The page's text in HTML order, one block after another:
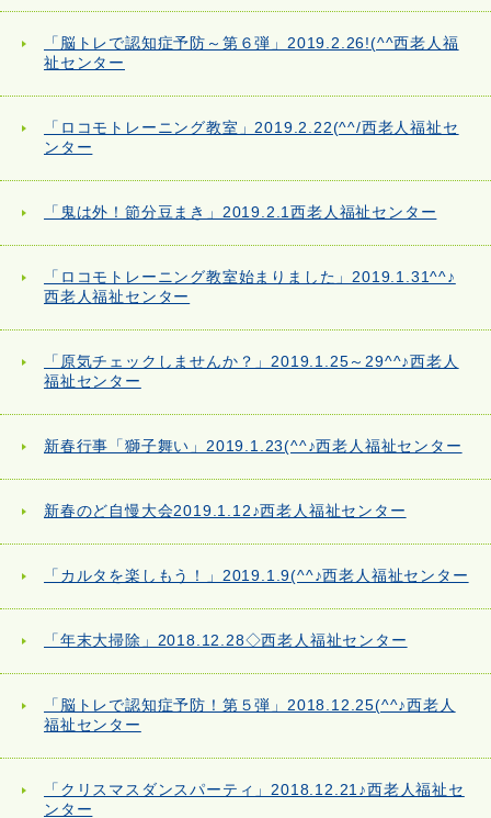
「脳トレで認知症予防～第６弾」2019.2.26!(^^西老人福
祉センター
「ロコモトレーニング教室」2019.2.22(^^/西老人福祉セ
ンター
「鬼は外！節分豆まき」2019.2.1西老人福祉センター
「ロコモトレーニング教室始まりました」2019.1.31^^♪
西老人福祉センター
「原気チェックしませんか？」2019.1.25～29^^♪西老人
福祉センター
新春行事「獅子舞い」2019.1.23(^^♪西老人福祉センター
新春のど自慢大会2019.1.12♪西老人福祉センター
「カルタを楽しもう！」2019.1.9(^^♪西老人福祉センター
「年末大掃除」2018.12.28◇西老人福祉センター
「脳トレで認知症予防！第５弾」2018.12.25(^^♪西老人
福祉センター
「クリスマスダンスパーティ」2018.12.21♪西老人福祉セ
ンター